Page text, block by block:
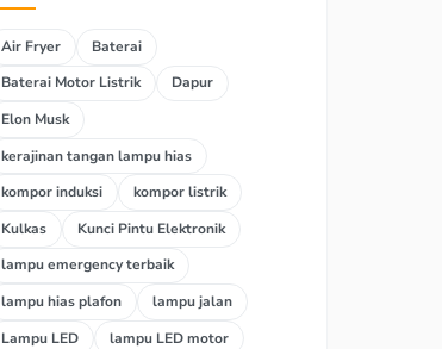
Air Fryer
Baterai
Baterai Motor Listrik
Dapur
Elon Musk
kerajinan tangan lampu hias
kompor induksi
kompor listrik
Kulkas
Kunci Pintu Elektronik
lampu emergency terbaik
lampu hias plafon
lampu jalan
Lampu LED
lampu LED motor